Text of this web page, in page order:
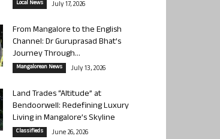
Local News July 17, 2026
From Mangalore to the English
Channel: Dr Guruprasad Bhat’s
Journey Through...
Mangalorean News July 13, 2026
Land Trades “Altitude” at
Bendoorwell: Redefining Luxury
Living in Mangalore’s Skyline
Classifieds June 26, 2026